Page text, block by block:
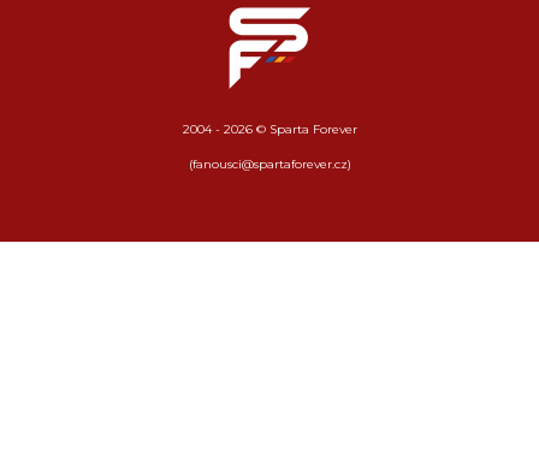
2004 - 2026 © Sparta Forever
(fanousci@spartaforever.cz)